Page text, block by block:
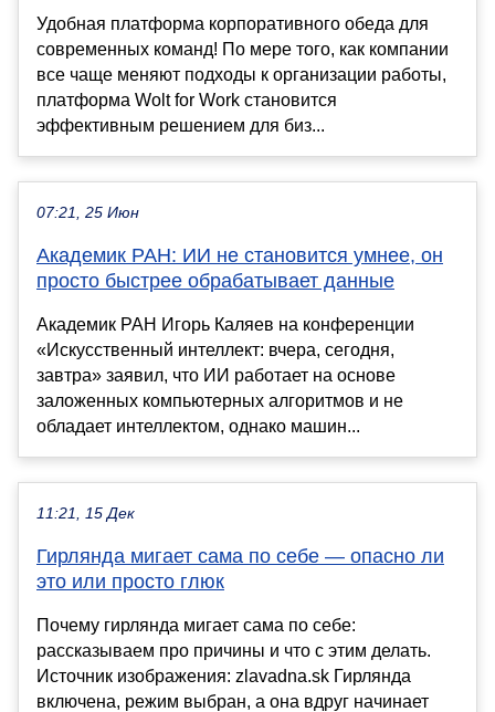
Удобная платформа корпоративного обеда для
современных команд! По мере того, как компании
все чаще меняют подходы к организации работы,
платформа Wolt for Work становится
эффективным решением для биз...
07:21, 25 Июн
Академик РАН: ИИ не становится умнее, он
просто быстрее обрабатывает данные
Академик РАН Игорь Каляев на конференции
«Искусственный интеллект: вчера, сегодня,
завтра» заявил, что ИИ работает на основе
заложенных компьютерных алгоритмов и не
обладает интеллектом, однако машин...
11:21, 15 Дек
Гирлянда мигает сама по себе — опасно ли
это или просто глюк
Почему гирлянда мигает сама по себе:
рассказываем про причины и что с этим делать.
Источник изображения: zlavadna.sk Гирлянда
включена, режим выбран, а она вдруг начинает